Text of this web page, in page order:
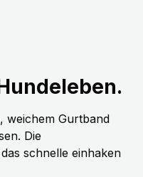
weichem Gurtband
Die
schnelle einhaken